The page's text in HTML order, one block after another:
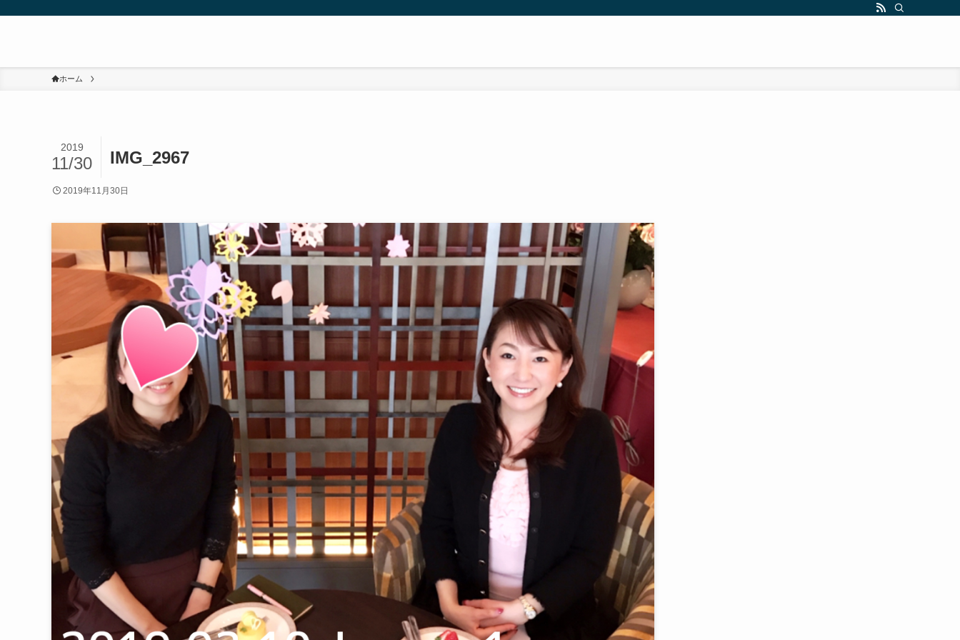
ホーム
IMG_2967
2019
11/30
2019年11月30日